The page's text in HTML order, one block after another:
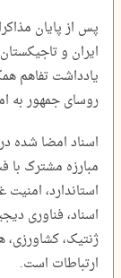
پس از پایان
یادداشت تفاهم
روسای جمهور به
اسناد امضا شده
مبارزه مشترک با
استاندارد، امنیت
اسناد، فناوری
ژنتیک، کشاورزی،
ارتباطات است.